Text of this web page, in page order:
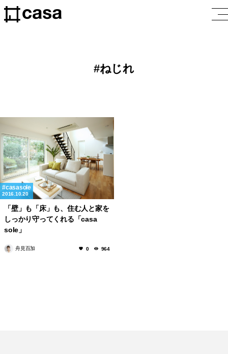
ねじれ
casasole
2016.10.20
「壁」も「床」も、住む人と家を
しっかり守ってくれる「casa
sole」
舟見百加 0 964